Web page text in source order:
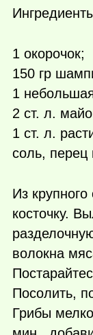
1 окорочок;
150 гр
1
2 ст. л.
1 ст. л.
соль, перец
Из крупного
косточку.
волокна
Посолить,
Грибы